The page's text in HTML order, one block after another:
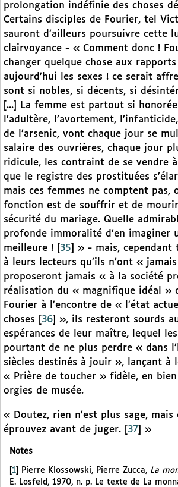
prolongation indéfinie des choses
Certains disciples de Fourier, tel
sauront d’ailleurs poursuivre cette
clairvoyance - « Comment donc !
changer quelque chose aux
aujourd’hui les sexes ! ce serait
sont si nobles, si décents, si
[...] La femme est partout si
l’adultère, l’avortement,
de l’arsenic, vont chaque jour se
salaire des ouvrières, chaque jour
ridicule, les contraint de se vendre
que le registre des prostituées
mais ces femmes ne comptent pas,
fonction est de souffrir et de
sécurité du mariage. Quelle
profonde immoralité d’en imaginer
meilleure !
35
» - mais, cependant
à leurs lecteurs qu’ils n’ont «
proposeront jamais « à la société
réalisation du « magnifique idéal »
Fourier à l’encontre de « l’état
choses
36
», ils resteront sourds
espérances de leur maître, lequel
pourtant de ne plus perdre « dans
siècles destinés à jouir », lançant à
« Prière de toucher » fidèle, en bien
orgies de musée.
« Doutez, rien n’est plus sage, mais
éprouvez avant de juger.
37 »
Notes
1 Pierre Klossowski, Pierre Zucca, La
E. Losfeld, 1970, n. p. Le texte de La